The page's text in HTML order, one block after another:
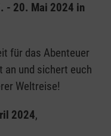
- 20. Mai 2024 in
für das Abenteuer
an und sichert euch
Weltreise!
2024,